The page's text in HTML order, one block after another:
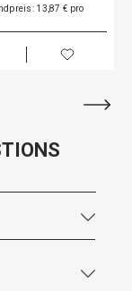
13,87 € pro